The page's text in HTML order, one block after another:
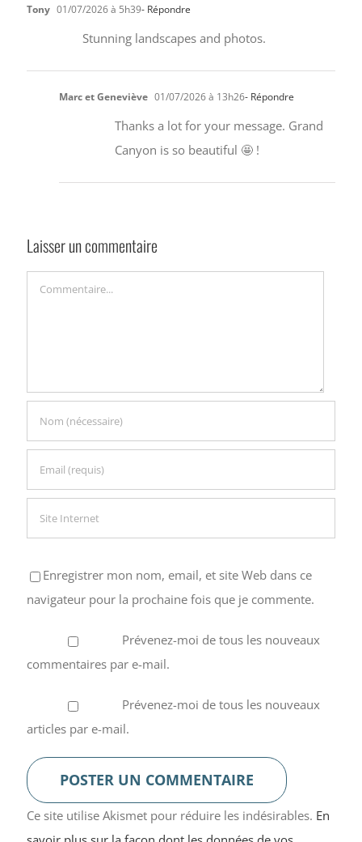
Tony 01/07/2026 à 5h39- Répondre
Stunning landscapes and photos.
Marc et Geneviève 01/07/2026 à 13h26- Répondre
Thanks a lot for your message. Grand
Canyon is so beautiful 🤩 !
Laisser un commentaire
Commentaire
Enregistrer mon nom, email, et site Web dans ce
navigateur pour la prochaine fois que je commente.
Prévenez-moi de tous les nouveaux
commentaires par e-mail.
Prévenez-moi de tous les nouveaux
articles par e-mail.
Ce site utilise Akismet pour réduire les indésirables. En